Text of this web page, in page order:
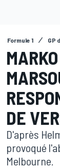
Formule 1 GP
DE
D'après
provoqué
Melbourne.